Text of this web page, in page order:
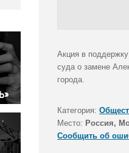
Акция в
суда о замене
города.
Категория:
Место: Россия,
Сообщить об